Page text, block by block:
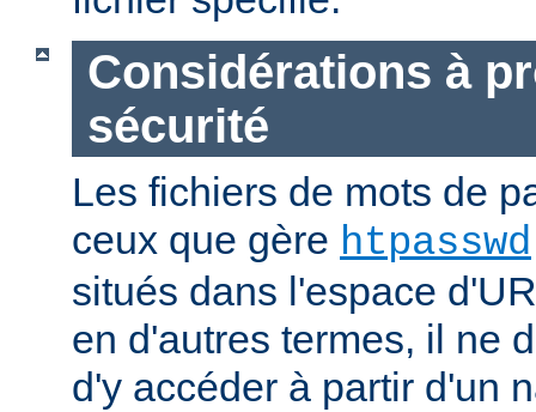
Considérations à
sécurité
Les fichiers de mots de
ceux que gère htpasswd
situés dans l'espace
en d'autres termes, il ne
d'y accéder à partir d'un